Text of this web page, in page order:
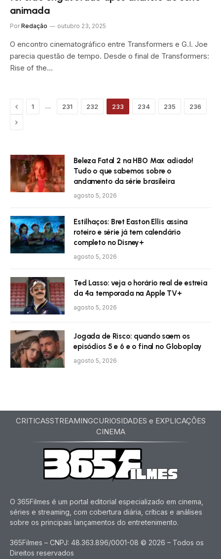
animada
Por Redação outubro 23, 2025
O encontro cinematográfico entre Transformers e G.I. Joe
parecia questão de tempo. Desde o final de Transformers:
Rise of the…
Previous
1 … 231 232 233 234 235 236
Próximo
Beleza Fatal 2 na HBO Max adiado!
Tudo o que sabemos sobre o
andamento da série brasileira
agosto 5, 2026
Estilhaços: Bret Easton Ellis assina
roteiro e série já tem calendário
completo no Disney+
agosto 5, 2026
Ted Lasso: veja o horário real de estreia
da 4ª temporada na Apple TV+
agosto 5, 2026
Jogada de Risco: quando saem os
episódios 5 e 6 e o final no Globoplay
agosto 5, 2026
CRITICASSTREAMINGCURIOSIDADES e EXPLICAÇÕES
CINEMA
O 365Filmes é um portal editorial especializado em cinema,
séries e streaming, com cobertura diária, críticas e análises
sobre os principais lançamentos do entretenimento.
365Filmes – CNPJ: 48.363.896/0001-08 © 2026 – Todos os
Direitos reservados